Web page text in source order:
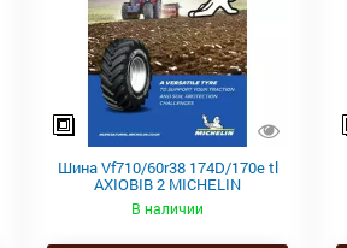
Шина Vf710/60r38 174D/170e tl
AXIOBIB 2 MICHELIN
В наличии